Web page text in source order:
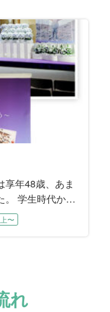
した空間でご家
ました。
享年48歳、あま
。 学生時代から
イケメンだけ
みかさねる方
持ち前の責任感
オンライン会
でお亡くなり
〜
れ